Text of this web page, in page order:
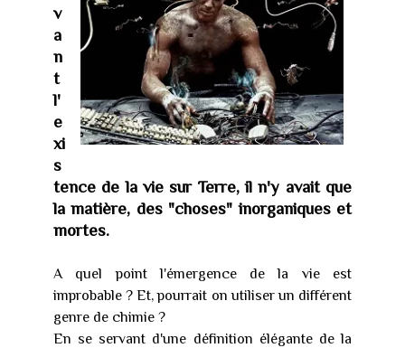
v
a
n
t
l'
e
xi
s
tence de la vie sur Terre, il n'y avait que
la matière, des "choses" inorganiques et
mortes.
A quel point l'émergence de la vie est
improbable ? Et, pourrait on utiliser un différent
genre de chimie ?
En se servant d'une définition élégante de la